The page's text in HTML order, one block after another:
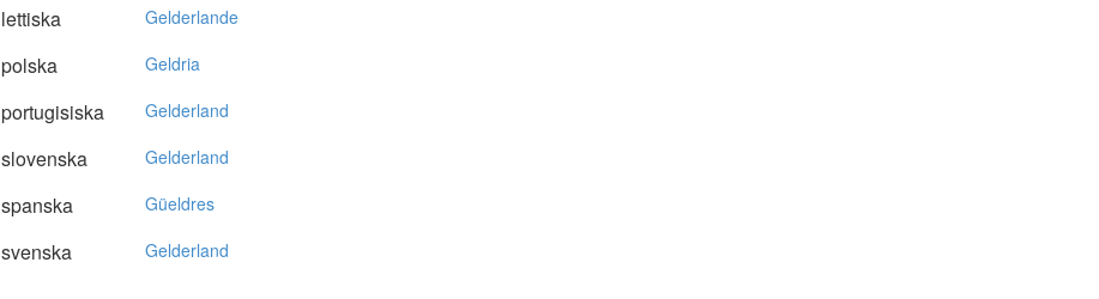
lettiska Gelderlande
polska Geldria
portugisiska Gelderland
slovenska Gelderland
spanska Güeldres
svenska Gelderland